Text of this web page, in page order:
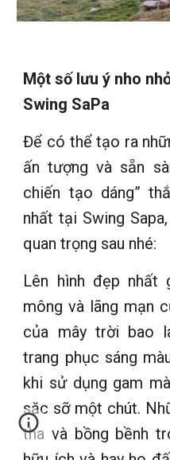
Một số lưu ý nho
Swing SaPa
Để có thể tạo ra
ấn tượng và sẵn
chiến tạo dáng”
nhất tại Swing
quan trọng sau nhé:
Lên hình đẹp nhất
mông và lãng mạn
của mây trời bao
trang phục sáng
khi sử dụng gam
sặc sỡ một chút.
tha và bồng bềnh